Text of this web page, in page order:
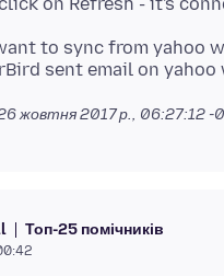
to sync from yahoo
жовтня 2017 р., 06:27:12 -
Топ-25 помічників